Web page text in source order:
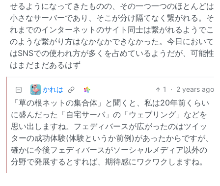
せるようになってきたものの、その一つ一つのほとんどは
小さなサーバーであり、そこが分け隔てなく繋がれる。そ
れまでのインターネットのサイト同士は繋がれるようでこ
のような繋がり方はなかなかできなかった。今日において
はSNSでの使われ方が多くを占めているようだが、可能性
はまだまだあるはず
かれは 1 · 2 years ago
「草の根ネットの集合体」と聞くと、私は20年前くらい
に盛んだった「自宅サーバ」の「ウェブリング」などを
思い出しますね。フェディバースが広がったのはツイッ
ターの成功体験(体験というか前例)があったからですが、
確かに今後フェディバースがソーシャルメディア以外の
分野で発展するとすれば、期待感にワクワクしますね。